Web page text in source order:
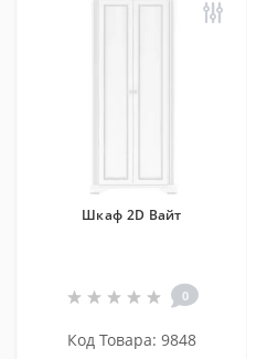
Шкаф 2D Вайт
0
Код Товара: 9848